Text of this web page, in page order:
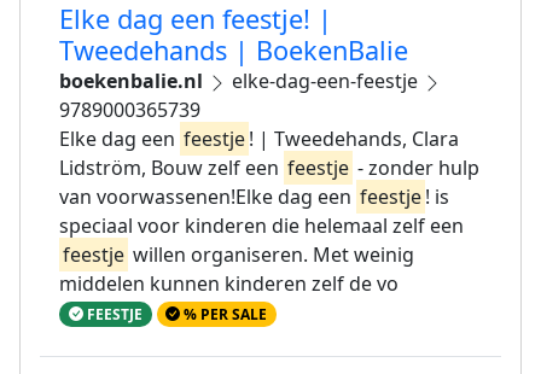
Elke dag een feestje! |
Tweedehands | BoekenBalie
boekenbalie.nl
elke-dag-een-feestje
9789000365739
Elke dag een feestje! | Tweedehands, Clara
Lidström, Bouw zelf een feestje - zonder hulp
van voorwassenen!Elke dag een feestje! is
speciaal voor kinderen die helemaal zelf een
feestje willen organiseren. Met weinig
middelen kunnen kinderen zelf de vo
FEESTJE % PER SALE